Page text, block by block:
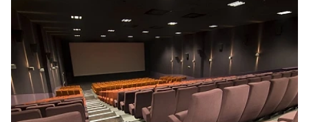
Echipa